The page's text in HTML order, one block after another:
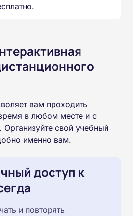
вам проходить
в любом месте и с
Организуйте свой учебный
именно вам.
доступ к
и повторять